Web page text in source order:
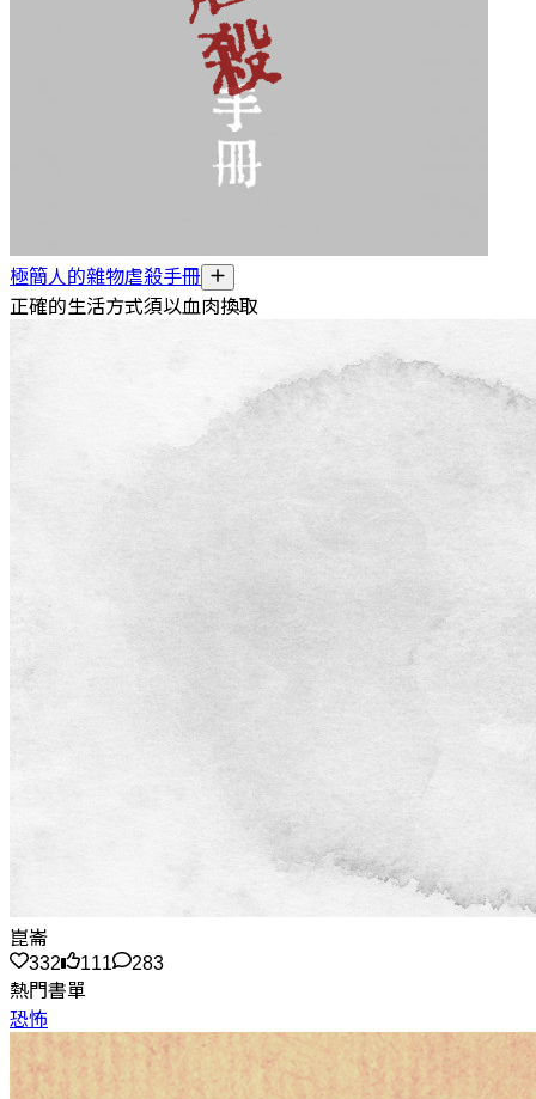
極簡人的雜物虐殺手冊
正確的生活方式須以血肉換取
崑崙
332
111
283
熱門書單
恐怖